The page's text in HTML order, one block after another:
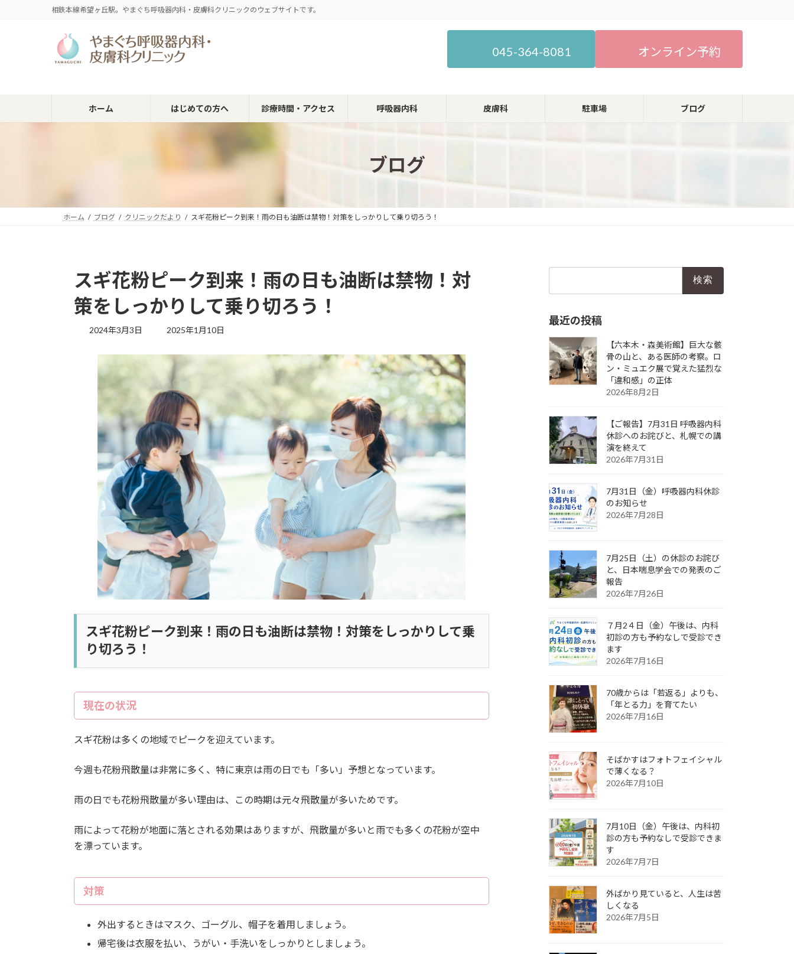
ッ
移
相鉄本線希望ヶ丘駅。やまぐち呼吸器内科・皮膚科クリニックのウェブサイトです。
045-364-8081 オンライン予約
ホーム はじめての方へ 診療時間・アクセス 呼吸器内科 皮膚科 駐車場 ブログ
ブログ
ホーム ブログ クリニックだより スギ花粉ピーク到来！雨の日も油断は禁物！対策をしっかりして乗り切ろう！
スギ花粉ピーク到来！雨の日も油断は禁物！対
策をしっかりして乗り切ろう！
2024年3月3日
最
更
新
日
時
:
2025年1月10日
スギ花粉ピーク到来！雨の日も油断は禁物！対策をしっかりして乗
り切ろう！
現在の状況
スギ花粉は多くの地域でピークを迎えています。
今週も花粉飛散量は非常に多く、特に東京は雨の日でも「多い」予想となっています。
雨の日でも花粉飛散量が多い理由は、この時期は元々飛散量が多いためです。
雨によって花粉が地面に落とされる効果はありますが、飛散量が多いと雨でも多くの花粉が空中
を漂っています。
対策
外出するときはマスク、ゴーグル、帽子を着用しましょう。
帰宅後は衣服を払い、うがい・手洗いをしっかりとしましょう。
最近の投稿
【六本木・森美術館】巨大な骸
骨の山と、ある医師の考察。ロ
ン・ミュエク展で覚えた猛烈な
「違和感」の正体
2026年8月2日
【ご報告】7月31日 呼吸器内科
休診へのお詫びと、札幌での講
演を終えて
2026年7月31日
7月31日（金）呼吸器内科休診
のお知らせ
2026年7月28日
7月25日（土）の休診のお詫び
と、日本喘息学会での発表のご
報告
2026年7月26日
７月2４日（金）午後は、内科
初診の方も予約なしで受診でき
ます
2026年7月16日
70歳からは「若返る」よりも、
「年とる力」を育てたい
2026年7月16日
そばかすはフォトフェイシャル
で薄くなる？
2026年7月10日
7月10日（金）午後は、内科初
診の方も予約なしで受診できま
す
2026年7月7日
外ばかり見ていると、人生は苦
しくなる
2026年7月5日